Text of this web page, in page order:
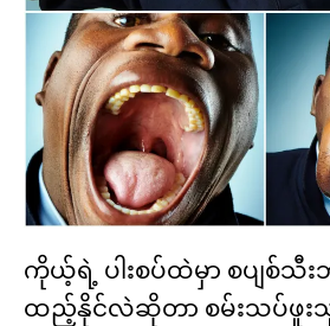
ကိုယ့်ရဲ့ ပါးစပ်ထဲမှာ စပျစ်
ထည့်နိုင်လဲဆိုတာ စမ်းသပ်ဖူးသူ